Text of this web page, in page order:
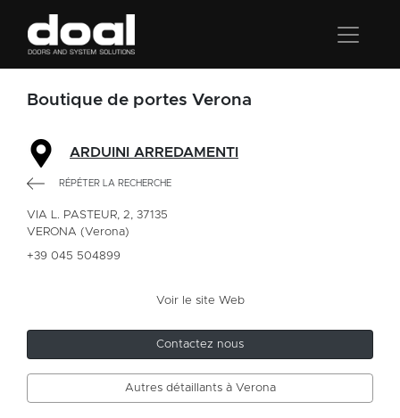
Boutique de portes Verona
ARDUINI ARREDAMENTI
RÉPÉTER LA RECHERCHE
VIA L. PASTEUR, 2, 37135
VERONA (Verona)
+39 045 504899
Voir le site Web
Contactez nous
Autres détaillants à Verona